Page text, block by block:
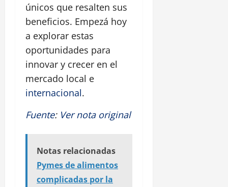
únicos que resalten sus
beneficios. Empezá hoy
a explorar estas
oportunidades para
innovar y crecer en el
mercado local e
internacional.
Fuente: Ver nota original
Notas relacionadas
Pymes de alimentos
complicadas por la